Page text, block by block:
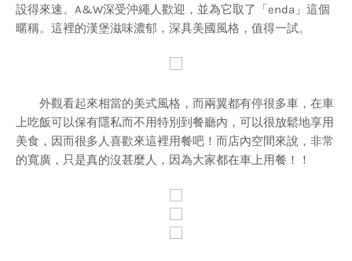
設得來速。A&W深受沖繩人歡迎，並為它取了「enda」這個
暱稱。這裡的漢堡滋味濃郁，深具美國風格，值得一試。
外觀看起來相當的美式風格，而兩翼都有停很多車，在車
上吃飯可以保有隱私而不用特別到餐廳內，可以很放鬆地享用
美食，因而很多人喜歡來這裡用餐吧！而店內空間來說，非常
的寬廣，只是真的沒甚麼人，因為大家都在車上用餐！！